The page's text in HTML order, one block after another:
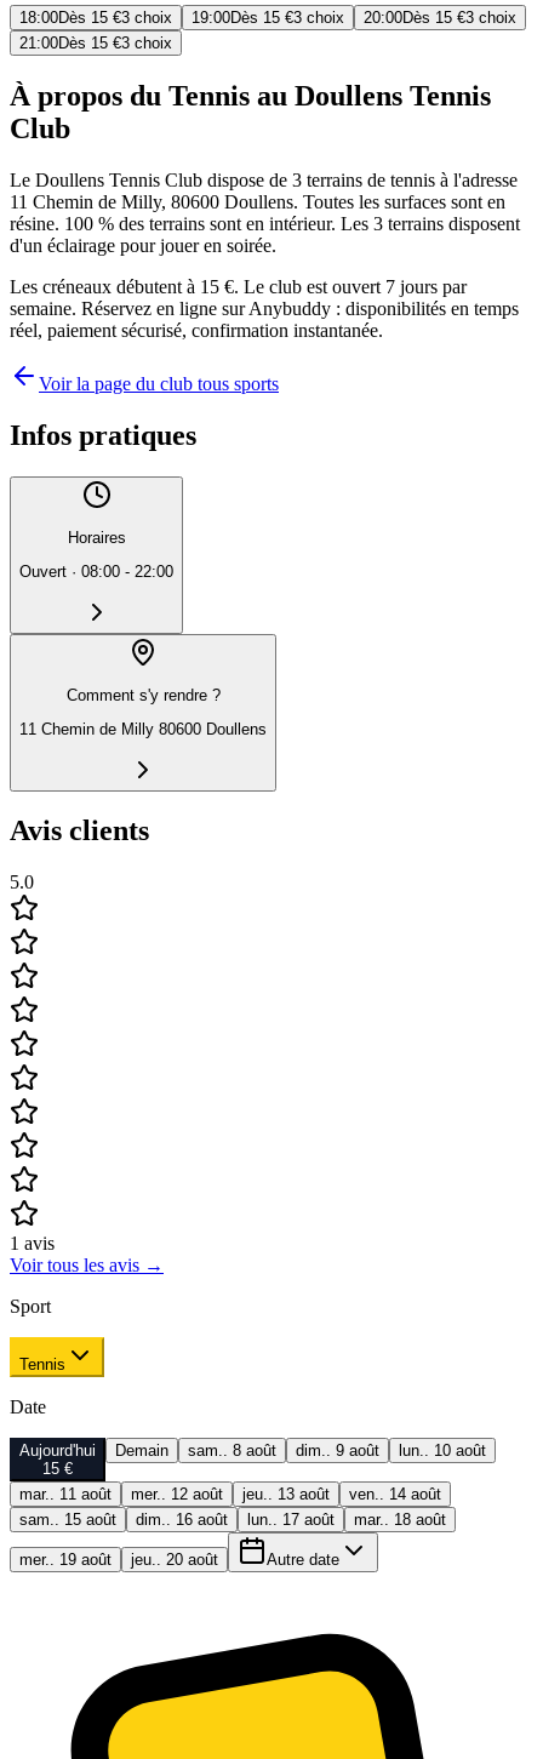
18:00Dès 15 €3 choix 19:00Dès 15 €3 choix 20:00Dès 15 €3 choix
21:00Dès 15 €3 choix
À propos du Tennis au Doullens Tennis
Club
Le Doullens Tennis Club dispose de 3 terrains de tennis à l'adresse
11 Chemin de Milly, 80600 Doullens. Toutes les surfaces sont en
résine. 100 % des terrains sont en intérieur. Les 3 terrains disposent
d'un éclairage pour jouer en soirée.
Les créneaux débutent à 15 €. Le club est ouvert 7 jours par
semaine. Réservez en ligne sur Anybuddy : disponibilités en temps
réel, paiement sécurisé, confirmation instantanée.
Voir la page du club tous sports
Infos pratiques
Horaires
Ouvert · 08:00 - 22:00
Comment s'y rendre ?
11 Chemin de Milly 80600 Doullens
Avis clients
5.0
1 avis
Voir tous les avis →
Sport
Tennis
Date
Aujourd'hui
15 €
Demain sam.. 8 août dim.. 9 août lun.. 10 août
mar.. 11 août mer.. 12 août jeu.. 13 août
ven.. 14 août
sam.. 15 août
dim.. 16 août lun.. 17 août mar.. 18 août
mer.. 19 août jeu.. 20 août Autre date